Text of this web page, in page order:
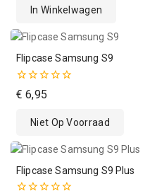
In Winkelwagen
Flipcase Samsung S9
0
van
€ 6,95
Niet Op Voorraad
Flipcase Samsung S9 Plus